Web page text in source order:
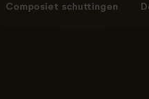
Composiet schuttingen